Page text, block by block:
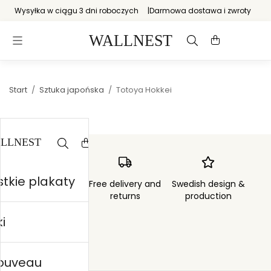
Wysyłka w ciągu 3 dni roboczych Darmowa dostawa i zwroty
Start / Sztuka japońska / Totoya Hokkei
Order sent within
Free delivery and
returns
Swedish design &
production
plakaty